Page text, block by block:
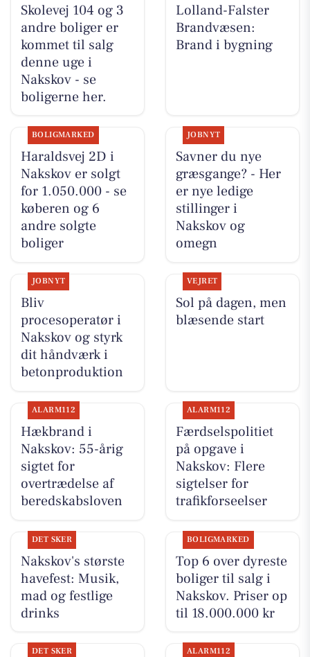
Skolevej 104 og 3
andre boliger er
kommet til salg
denne uge i
Nakskov - se
boligerne her.
Lolland-Falster
Brandvæsen:
Brand i bygning
BOLIGMARKED
Haraldsvej 2D i
Nakskov er solgt
for 1.050.000 - se
køberen og 6
andre solgte
boliger
JOBNYT
Savner du nye
græsgange? - Her
er nye ledige
stillinger i
Nakskov og
omegn
JOBNYT
Bliv
procesoperatør i
Nakskov og styrk
dit håndværk i
betonproduktion
VEJRET
Sol på dagen, men
blæsende start
ALARM112
Hækbrand i
Nakskov: 55-årig
sigtet for
overtrædelse af
beredskabsloven
ALARM112
Færdselspolitiet
på opgave i
Nakskov: Flere
sigtelser for
trafikforseelser
DET SKER
Nakskov's største
havefest: Musik,
mad og festlige
drinks
BOLIGMARKED
Top 6 over dyreste
boliger til salg i
Nakskov. Priser op
til 18.000.000 kr
DET SKER ALARM112